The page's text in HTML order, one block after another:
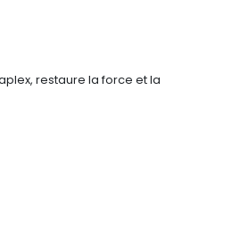
restaure la force et la